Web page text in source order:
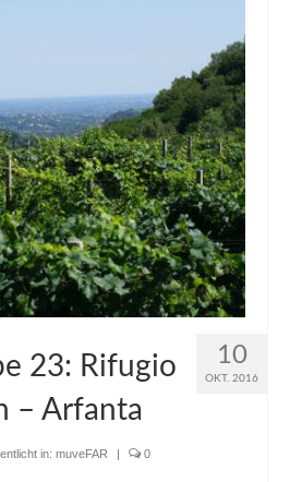
10
OKT. 2016
23: Rifugio
– Arfanta
in: muveFAR 0